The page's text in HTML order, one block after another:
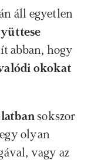
áll egyetlen
okokat
sokszor
olyan
vagy az